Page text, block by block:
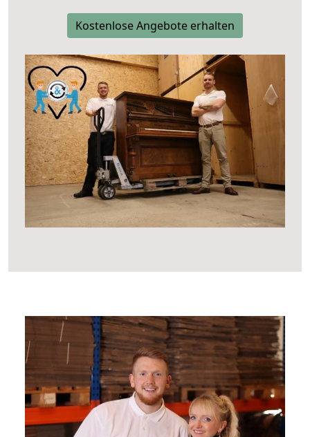
Kostenlose Angebote erhalten